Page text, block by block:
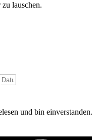
lauschen.
und bin einverstanden.